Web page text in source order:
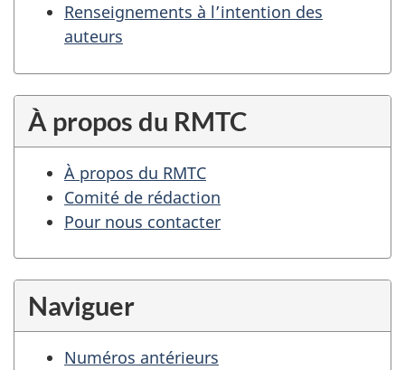
Renseignements à l’intention des
auteurs
À propos du RMTC
À propos du RMTC
Comité de rédaction
Pour nous contacter
Naviguer
Numéros antérieurs